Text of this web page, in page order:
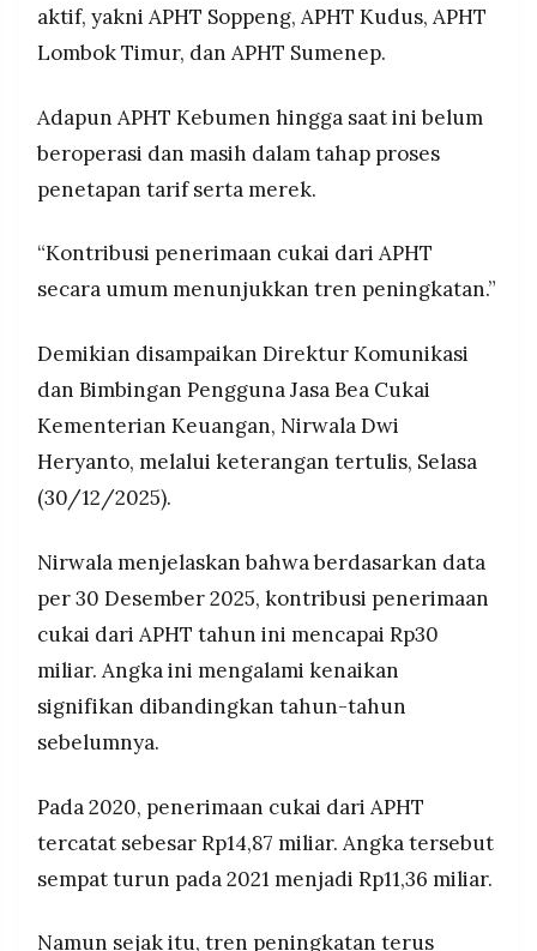
aktif, yakni APHT Soppeng, APHT Kudus, APHT
Lombok Timur, dan APHT Sumenep.
Adapun APHT Kebumen hingga saat ini belum
beroperasi dan masih dalam tahap proses
penetapan tarif serta merek.
“Kontribusi penerimaan cukai dari APHT
secara umum menunjukkan tren peningkatan.”
Demikian disampaikan Direktur Komunikasi
dan Bimbingan Pengguna Jasa Bea Cukai
Kementerian Keuangan, Nirwala Dwi
Heryanto, melalui keterangan tertulis, Selasa
(30/12/2025).
Nirwala menjelaskan bahwa berdasarkan data
per 30 Desember 2025, kontribusi penerimaan
cukai dari APHT tahun ini mencapai Rp30
miliar. Angka ini mengalami kenaikan
signifikan dibandingkan tahun-tahun
sebelumnya.
Pada 2020, penerimaan cukai dari APHT
tercatat sebesar Rp14,87 miliar. Angka tersebut
sempat turun pada 2021 menjadi Rp11,36 miliar.
Namun sejak itu, tren peningkatan terus